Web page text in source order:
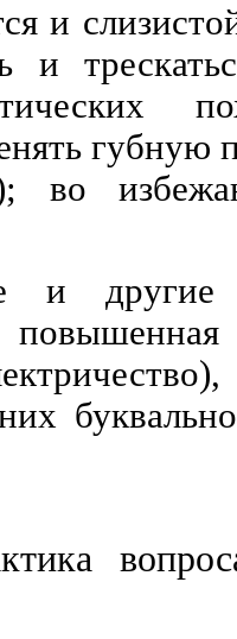
и
и
губную
во
и другие